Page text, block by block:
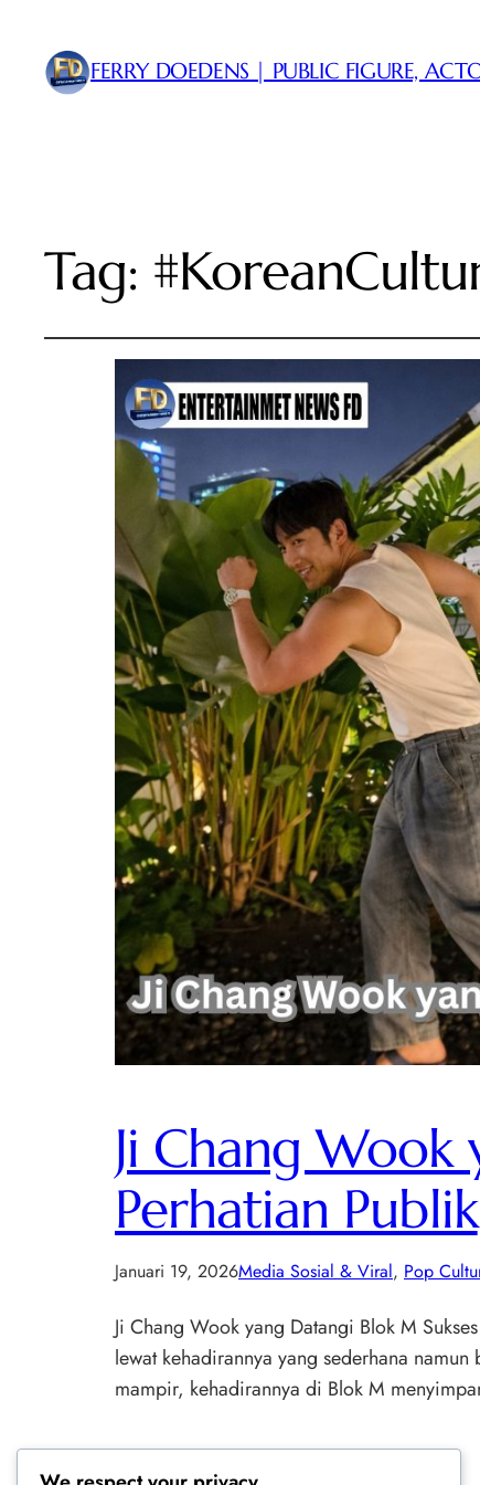
FERRY DOEDENS | PUBLIC FIGURE,
Tag:
Ji Chang Wook
Perhatian Publik
Januari 19, 2026Media Sosial & Viral, Pop
Ji Chang Wook yang Datangi Blok M
lewat kehadirannya yang sederhana
mampir, kehadirannya di Blok M